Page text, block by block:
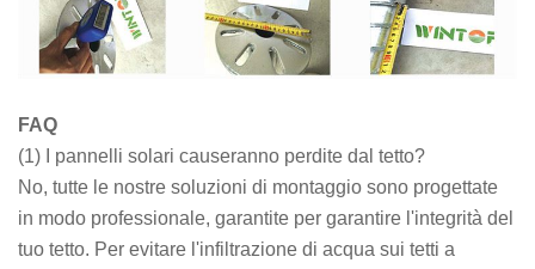
FAQ
(1) I pannelli solari causeranno perdite dal tetto?
No, tutte le nostre soluzioni di montaggio sono progettate
in modo professionale, garantite per garantire l'integrità del
tuo tetto. Per evitare l'infiltrazione di acqua sui tetti a